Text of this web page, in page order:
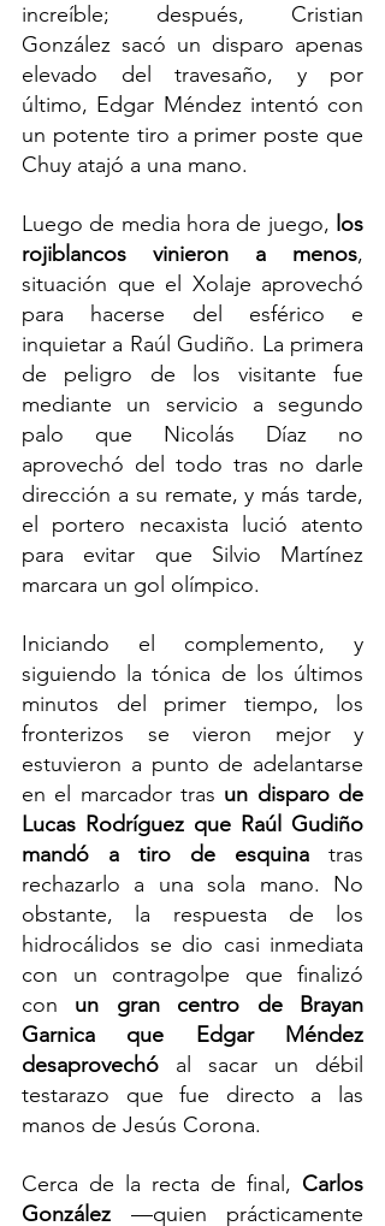
increíble; después, Cristian
González sacó un disparo apenas
elevado del travesaño, y por
último, Edgar Méndez intentó con
un potente tiro a primer poste que
Chuy atajó a una mano.
Luego de media hora de juego, los
rojiblancos vinieron a menos,
situación que el Xolaje aprovechó
para hacerse del esférico e
inquietar a Raúl Gudiño. La primera
de peligro de los visitante fue
mediante un servicio a segundo
palo que Nicolás Díaz no
aprovechó del todo tras no darle
dirección a su remate, y más tarde,
el portero necaxista lució atento
para evitar que Silvio Martínez
marcara un gol olímpico.
Iniciando el complemento, y
siguiendo la tónica de los últimos
minutos del primer tiempo, los
fronterizos se vieron mejor y
estuvieron a punto de adelantarse
en el marcador tras un disparo de
Lucas Rodríguez que Raúl Gudiño
mandó a tiro de esquina tras
rechazarlo a una sola mano. No
obstante, la respuesta de los
hidrocálidos se dio casi inmediata
con un contragolpe que finalizó
con un gran centro de Brayan
Garnica que Edgar Méndez
desaprovechó al sacar un débil
testarazo que fue directo a las
manos de Jesús Corona.
Cerca de la recta de final, Carlos
González —quien prácticamente